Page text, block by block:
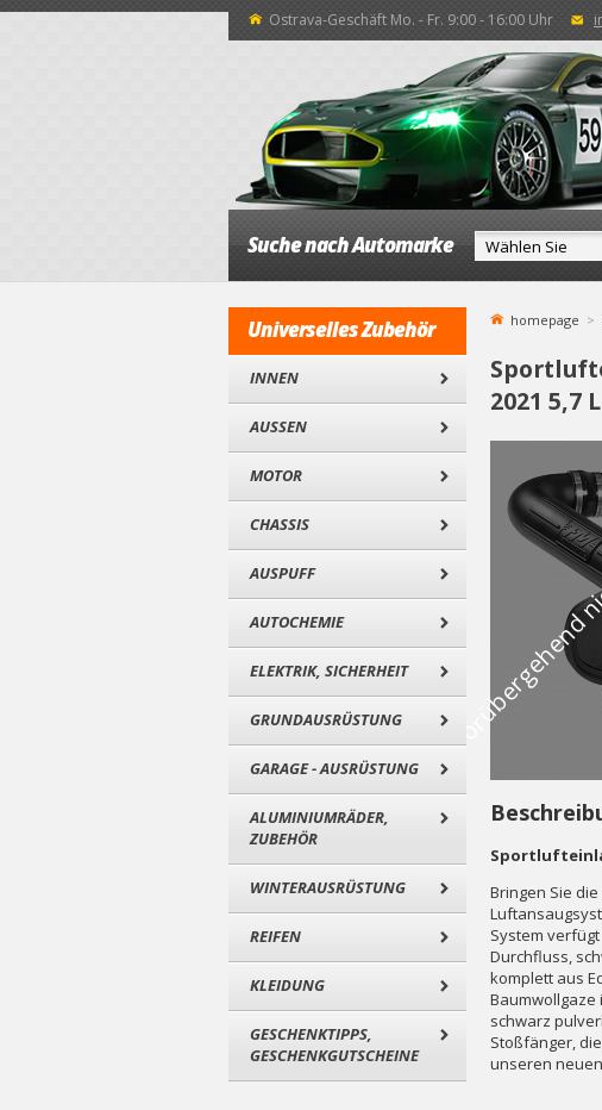
Ostrava-Geschäft Mo. - Fr. 9:00 - 16:00 Uhr
Suche nach Automarke
Universelles Zubehör
INNEN
AUSSEN
MOTOR
CHASSIS
AUSPUFF
AUTOCHEMIE
ELEKTRIK, SICHERHEIT
GRUNDAUSRÜSTUNG
GARAGE - AUSRÜSTUNG
ALUMINIUMRÄDER,
ZUBEHÖR
WINTERAUSRÜSTUNG
REIFEN
KLEIDUNG
GESCHENKTIPPS,
GESCHENKGUTSCHEINE
homepage
2021 5,7 L
Bringen Sie
System
Durchfluss,
komplett aus
Baumwollgaze
schwarz
Stoßfänger,
unseren